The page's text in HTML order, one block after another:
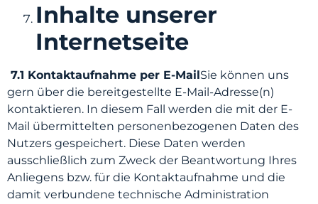
Inhalte unserer
Internetseite
7.1 Kontaktaufnahme per E-MailSie können uns
gern über die bereitgestellte E-Mail-Adresse(n)
kontaktieren. In diesem Fall werden die mit der E-
Mail übermittelten personenbezogenen Daten des
Nutzers gespeichert. Diese Daten werden
ausschließlich zum Zweck der Beantwortung Ihres
Anliegens bzw. für die Kontaktaufnahme und die
damit verbundene technische Administration